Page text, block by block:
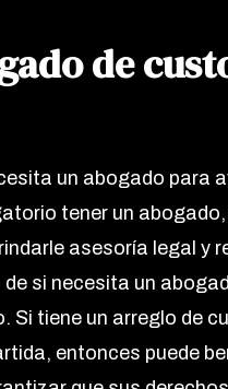
de
un abogado para
tener un
asesoría legal y
si necesita un
Si tiene un arreglo de
entonces puede